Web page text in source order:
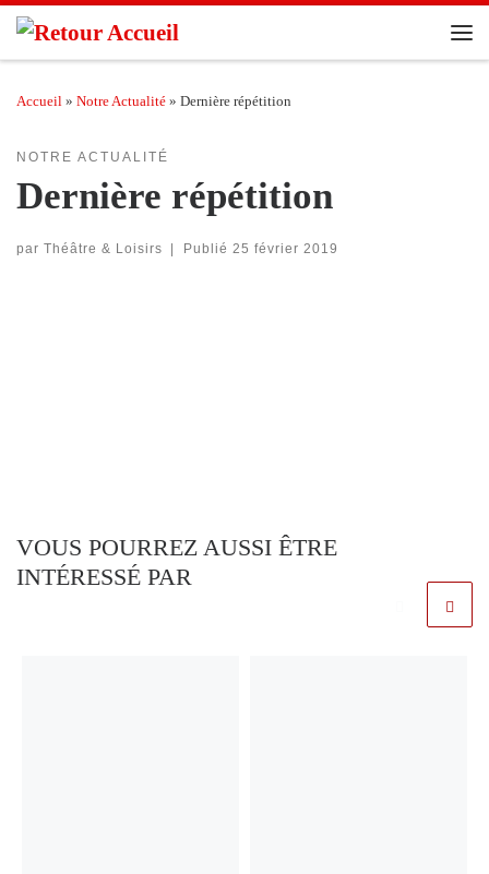
Passer au contenu
Accueil » Notre Actualité » Dernière répétition
NOTRE ACTUALITÉ
Dernière répétition
par Théâtre & Loisirs | Publié 25 février 2019
VOUS POURREZ AUSSI ÊTRE
INTÉRESSÉ PAR